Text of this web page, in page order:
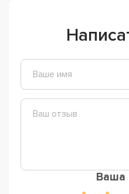
Ваша